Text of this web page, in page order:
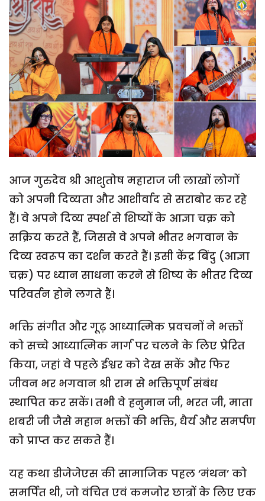
आज गुरुदेव श्री आशुतोष महाराज जी लाखों लोगों
को अपनी दिव्यता और आशीर्वाद से सराबोर कर रहे
हैं। वे अपने दिव्य स्पर्श से शिष्यों के आज्ञा चक्र को
सक्रिय करते हैं, जिससे वे अपने भीतर भगवान के
दिव्य स्वरूप का दर्शन करते हैं। इसी केंद्र बिंदु (आज्ञा
चक्र) पर ध्यान साधना करने से शिष्य के भीतर दिव्य
परिवर्तन होने लगते हैं।
भक्ति संगीत और गूढ़ आध्यात्मिक प्रवचनों ने भक्तों
को सच्चे आध्यात्मिक मार्ग पर चलने के लिए प्रेरित
किया, जहां वे पहले ईश्वर को देख सकें और फिर
जीवन भर भगवान श्री राम से भक्तिपूर्ण संबंध
स्थापित कर सकें। तभी वे हनुमान जी, भरत जी, माता
शबरी जी जैसे महान भक्तों की भक्ति, धैर्य और समर्पण
को प्राप्त कर सकते हैं।
यह कथा डीजेजेएस की सामाजिक पहल ‘मंथन’ को
समर्पित थी, जो वंचित एवं कमजोर छात्रों के लिए एक